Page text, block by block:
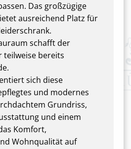
Das großzügige
ausreichend Platz für
schafft der
teilweise bereits
sich diese
und modernes
Grundriss,
und einem
Komfort,
Wohnqualität auf